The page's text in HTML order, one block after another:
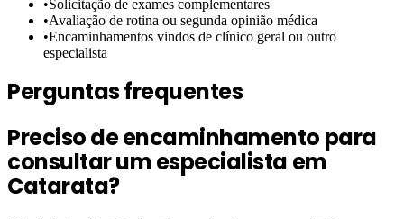
•Solicitação de exames complementares
•Avaliação de rotina ou segunda opinião médica
•Encaminhamentos vindos de clínico geral ou outro
especialista
Perguntas frequentes
Preciso de encaminhamento para
consultar um especialista em
Catarata?